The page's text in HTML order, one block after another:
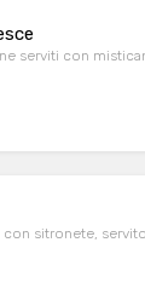
serviti con
sitronete,